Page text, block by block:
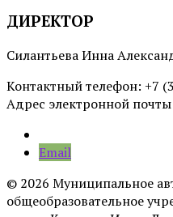
ДИРЕКТОР
Силантьева Инна
Контактный телефон: +7
Адрес электронной
Email
© 2026 Муниципальное
общеобразовательное